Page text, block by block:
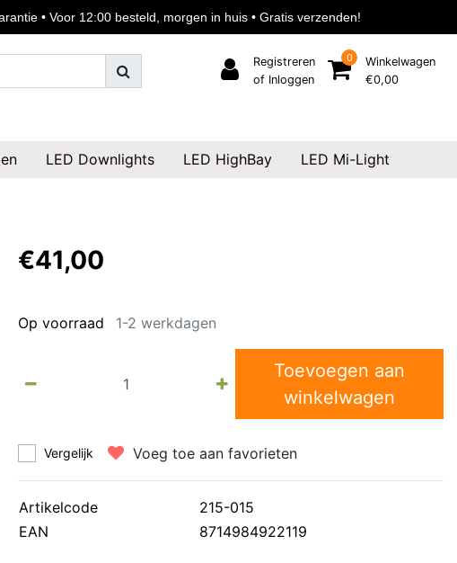
Registreren
of Inloggen
0
Winkelwagen
€0,00
LED Downlights LED HighBay LED Mi-Light
€41,00
Op voorraad 1-2 werkdagen
Toevoegen aan
winkelwagen
Vergelijk Voeg toe aan favorieten
Artikelcode
215-015
EAN
8714984922119
• Voor 12:00 besteld, morgen in huis • Gratis verzenden!